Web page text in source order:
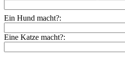
Ein Hund macht?:
Eine Katze macht?: